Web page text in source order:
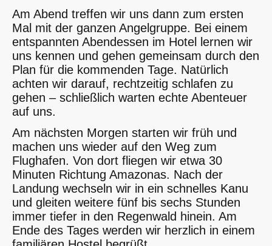
Am Abend treffen wir uns dann zum ersten
Mal mit der ganzen Angelgruppe. Bei einem
entspannten Abendessen im Hotel lernen wir
uns kennen und gehen gemeinsam durch den
Plan für die kommenden Tage. Natürlich
achten wir darauf, rechtzeitig schlafen zu
gehen – schließlich warten echte Abenteuer
auf uns.
Am nächsten Morgen starten wir früh und
machen uns wieder auf den Weg zum
Flughafen. Von dort fliegen wir etwa 30
Minuten Richtung Amazonas. Nach der
Landung wechseln wir in ein schnelles Kanu
und gleiten weitere fünf bis sechs Stunden
immer tiefer in den Regenwald hinein. Am
Ende des Tages werden wir herzlich in einem